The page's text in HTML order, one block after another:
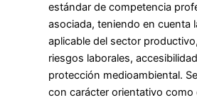
estándar de competencia
asociada, teniendo en cuenta
aplicable del sector
riesgos laborales,
protección medioambiental.
con carácter orientativo como